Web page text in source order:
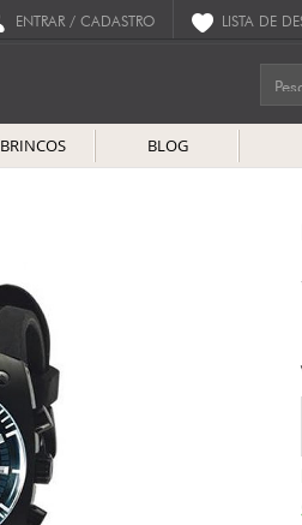
ENTRAR / CADASTRO LISTA DE
BRINCOS BLOG